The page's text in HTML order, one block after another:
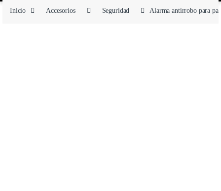
Inicio Accesorios Seguridad Alarma antirrobo para